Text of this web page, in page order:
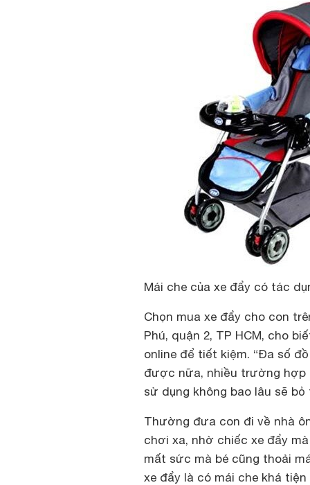
Mái che của xe đẩy có tác
Chọn mua xe đẩy cho con
Phú, quận 2, TP HCM, cho
online để tiết kiệm. “Đa số
được nữa, nhiều trường hợp
sử dụng không bao lâu sẽ
Thường đưa con đi về nhà
chơi xa, nhờ chiếc xe đẩy
mất sức mà bé cũng thoải
xe đẩy là có mái che khá